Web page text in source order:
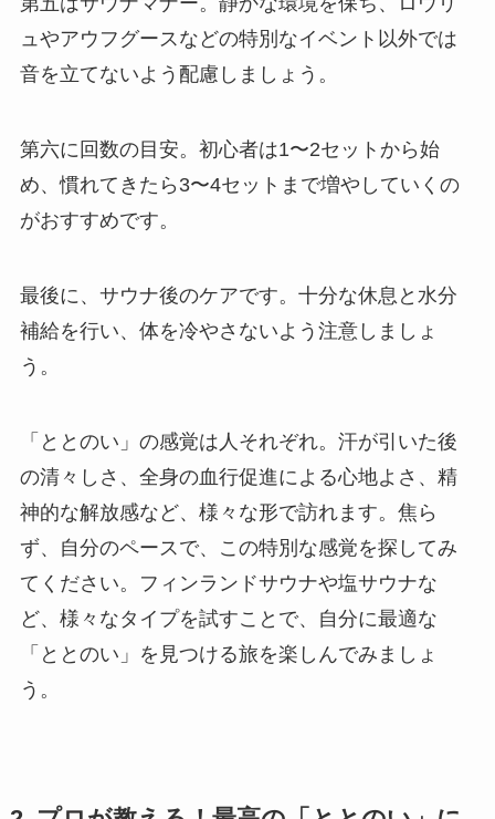
ュやアウフグースなどの特別なイベント以外では
音を立てないよう配慮しましょう。
第六に回数の目安。初心者は1〜2セットから始
め、慣れてきたら3〜4セットまで増やしていくの
がおすすめです。
最後に、サウナ後のケアです。十分な休息と水分
補給を行い、体を冷やさないよう注意しましょ
う。
「ととのい」の感覚は人それぞれ。汗が引いた後
の清々しさ、全身の血行促進による心地よさ、精
神的な解放感など、様々な形で訪れます。焦ら
ず、自分のペースで、この特別な感覚を探してみ
てください。フィンランドサウナや塩サウナな
ど、様々なタイプを試すことで、自分に最適な
「ととのい」を見つける旅を楽しんでみましょ
う。